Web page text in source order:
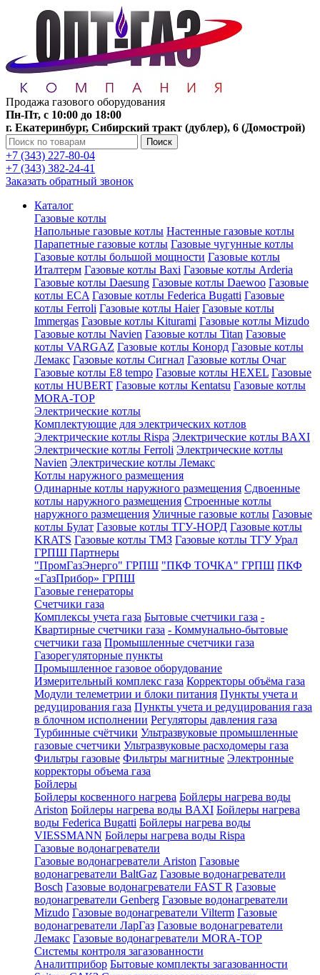
Продажа газового оборудования
Пн-Пт, с 10:00 до 18:00
г. Екатеринбург, Сибирский тракт (дублер), 6 (Домострой)
Поиск
+7 (343) 227-80-04
+7 (343) 382-24-41
Заказать обратный звонок
Каталог
Газовые котлы
Напольные газовые котлы Настенные газовые котлы
Парапетные газовые котлы Газовые чугунные котлы
Газовые котлы большой мощности Газовые котлы
Италтерм Газовые котлы Baxi Газовые котлы Arderia
Газовые котлы Daesung Газовые котлы Daewoo Газовые
котлы ECA Газовые котлы Federica Bugatti Газовые
котлы Ferroli Газовые котлы Haier Газовые котлы
Immergas Газовые котлы Kiturami Газовые котлы Mizudo
Газовые котлы Navien Газовые котлы Titan Газовые
котлы VARGAZ Газовые котлы Конорд Газовые котлы
Лемакс Газовые котлы Сигнал Газовые котлы Очаг
Газовые котлы E8 tempo Газовые котлы HEXEL Газовые
котлы HUBERT Газовые котлы Kentatsu Газовые котлы
MORA-TOP
Электрические котлы
Комплектующие для электрических котлов
Электрические котлы Rispa Электрические котлы BAXI
Электрические котлы Ferroli Электрические котлы
Navien Электрические котлы Лемакс
Котлы наружного размещения
Одинарные котлы наружного размещения Сдвоенные
котлы наружного размещения Строенные котлы
наружного размещения Уличные газовые котлы Газовые
котлы Булат Газовые котлы ТГУ-НОРД Газовые котлы
KRATS Газовые котлы ТМЗ Газовые котлы ТГУ Урал
ГРПШ Партнеры
"ПромГазЭнерго" ГРПШ "ПКФ ТОЧКА" ГРПШ ПКФ
«ГазПрибор» ГРПШ
Газовые генераторы
Счетчики газа
Комплексы учета газа Бытовые счетчики газа -
Квартирные счетчики газа - Коммунально-бытовые
счетчики газа Промышленные счетчики газа
Газорегуляторные пункты
Промышленное газовое оборудование
Измерительный комплекс газа Корректоры объёма газа
Модули телеметрии и блоки питания Пункты учета и
редуцирования газа Пункты учета и редуцирования газа
в блочном исполнении Регуляторы давления газа
Турбинные счётчики Ультразвуковые промышленные
газовые счетчики Ультразвуковые расходомеры газа
Фильтры газовые Фильтры магнитные Электронные
корректоры объема газа
Бойлеры
Бойлеры косвенного нагрева Бойлеры нагрева воды
Ariston Бойлеры нагрева воды BAXI Бойлеры нагрева
воды Federica Bugatti Бойлеры нагрева воды
VIESSMANN Бойлеры нагрева воды Rispa
Газовые водонагреватели
Газовые водонагреватели Ariston Газовые
водонагреватели BaltGaz Газовые водонагреватели
Bosch Газовые водонагреватели FAST R Газовые
водонагреватели Genberg Газовые водонагреватели
Mizudo Газовые водонагреватели Vilterm Газовые
водонагреватели ЛарГаз Газовые водонагреватели
Лемакс Газовые водонагреватели MORA-TOP
Системы контроля загазованности
Аналитприбор Бытовые комплекты загазованности